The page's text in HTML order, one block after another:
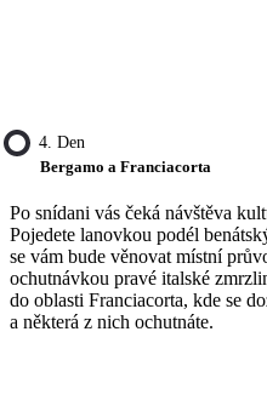
4. Den
Bergamo a Franciacorta
Po snídani vás čeká návštěva
Pojedete lanovkou podél
se vám bude věnovat místní
ochutnávkou pravé italské
do oblasti Franciacorta, kde se
a některá z nich ochutnáte.